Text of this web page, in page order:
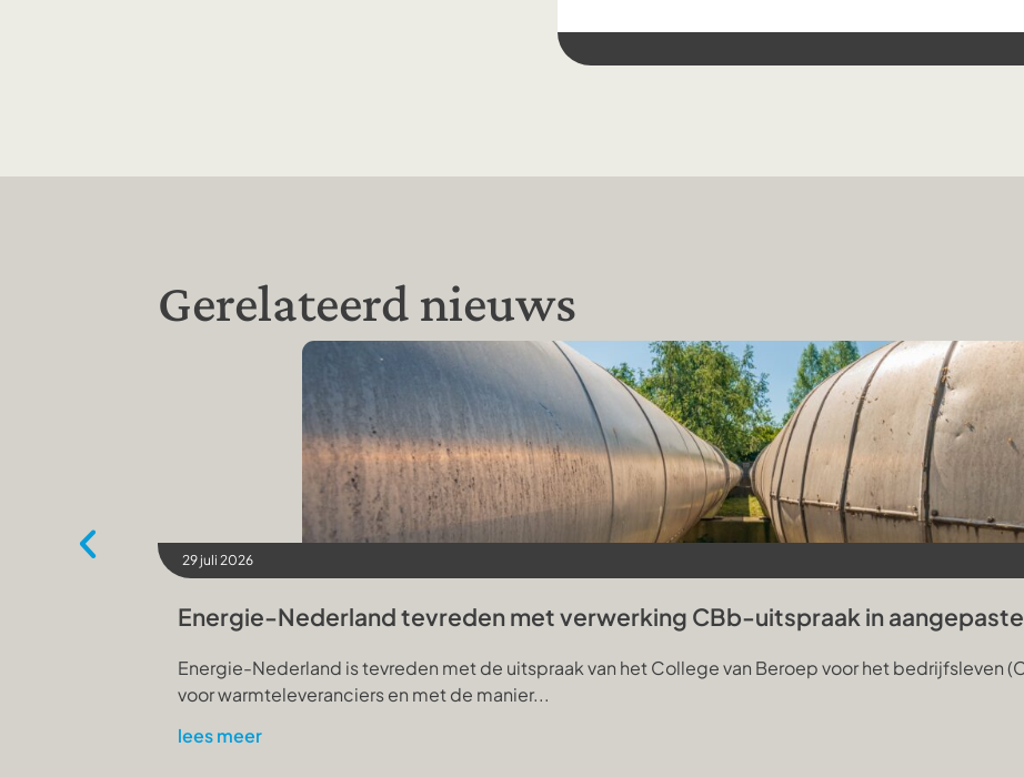
Gerelateerd nieuws
29 juli 2026
Energie-Nederland tevreden met verwerking CBb-uitspraak in
Energie-Nederland is tevreden met de uitspraak van het College van Beroep voor het bedrijfsleven
voor warmteleveranciers en met de manier...
lees meer